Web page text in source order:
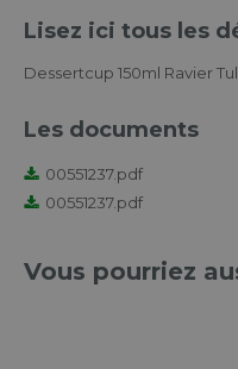
Lisez ici tous les
Dessertcup 150ml Ravier
Les documents
00551237.pdf
00551237.pdf
Vous pourriez